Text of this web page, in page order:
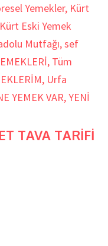
Yemekler, Kürt
Eski Yemek
Mutfağı,sef
, Tüm
, Urfa
YEMEK VAR,YENİ
TAVA TARİFİ